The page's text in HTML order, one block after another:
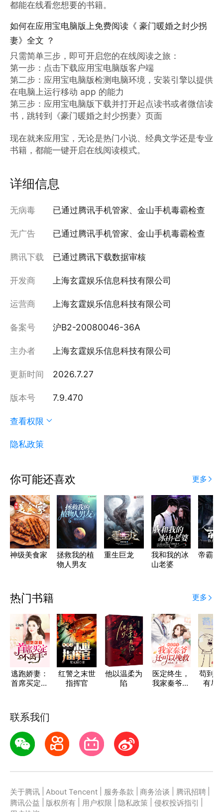
都能在线看您想要的书籍。
如何在应用宝电脑版上免费阅读《 豪门暖婚之封少拐
妻》全文 ？
只需简单三步，即可开启您的在线阅读之旅：
第一步：点击下载应用宝电脑版客户端
第二步：应用宝电脑版检测电脑环境，安装引擎以提供
在电脑上运行移动 app 的能力
第三步：应用宝电脑版下载并打开起点读书或者微信读
书，跳转到《豪门暖婚之封少拐妻》页面
现在就来应用宝，无论是热门小说、经典文学还是专业
书籍，都能一键开启在线阅读模式。
详细信息
无病毒 已通过腾讯手机管家、金山手机毒霸检查
无广告 已通过腾讯手机管家、金山手机毒霸检查
腾讯下载 已通过腾讯下载数据审核
开发商 上海玄霆娱乐信息科技有限公司
运营商 上海玄霆娱乐信息科技有限公司
备案号 沪B2-20080046-36A
主办者 上海玄霆娱乐信息科技有限公司
更新时间 2026.7.27
版本号 7.9.470
查看权限
隐私政策
你可能还喜欢 更多
神级美食家
拯救我的植
物人男友
重生巨龙
我和我的冰
山老婆
帝霸
热门书籍 更多
逃跑娇妻：
首席买定不
红警之末世
指挥官
他以温柔为
陷
医定终生，
我家秦爷天
苟到
有尽
联系我们
关于腾讯 About Tencent 服务条款 商务洽谈 腾讯招聘
腾讯公益
版权所有 用户权限 隐私政策 侵权投诉指引